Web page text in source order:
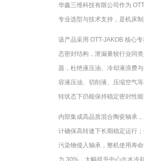
华鑫三维科技有限公司作为
专业选型与技术支持，是机床
该产品采用 OTT-JAKOB 核心
态密封结构，泄漏量较行业同
题，杜绝液压油、冷却液浪费
容液压油、切削液、压缩空气
转状态下仍能保持稳定密封性
内部集成高品质混合陶瓷轴承
计确保高转速下长期稳定运行
污染物侵入轴承，整机使用寿
力 30%，大幅提升中心出水冷